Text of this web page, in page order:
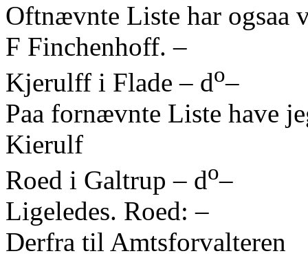
Oftnævnte Liste har ogsaa
F Finchenhoff. –
Kjerulff i Flade – do–
Paa fornævnte Liste have
Kierulf
Roed i Galtrup – do–
Ligeledes. Roed: –
Derfra til Amtsforvalteren